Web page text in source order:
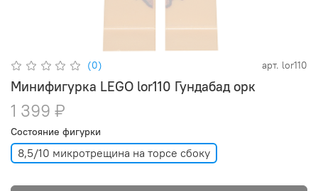
(0) арт. lor110
Минифигурка LEGO lor110 Гундабад орк
1 399 ₽
Состояние фигурки
8,5/10 микротрещина на торсе сбоку